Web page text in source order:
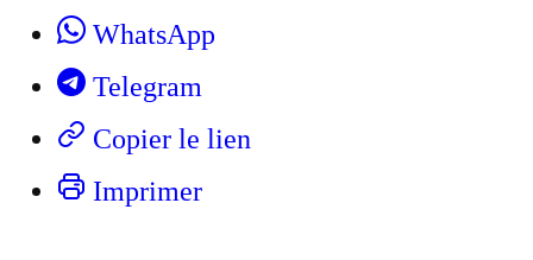
WhatsApp
Telegram
Copier le lien
Imprimer